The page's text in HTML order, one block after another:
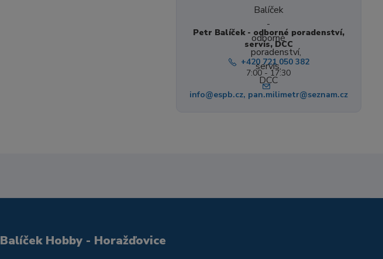
Petr Balíček - odborné poradenství,
servis, DCC
+420 721 050 382
7:00 - 17:30
info@espb.cz, pan.milimetr@seznam.cz
Balíček Hobby - Horažďovice